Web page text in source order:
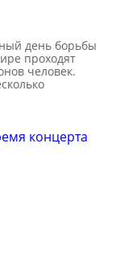
день борьбы
проходят
человек.